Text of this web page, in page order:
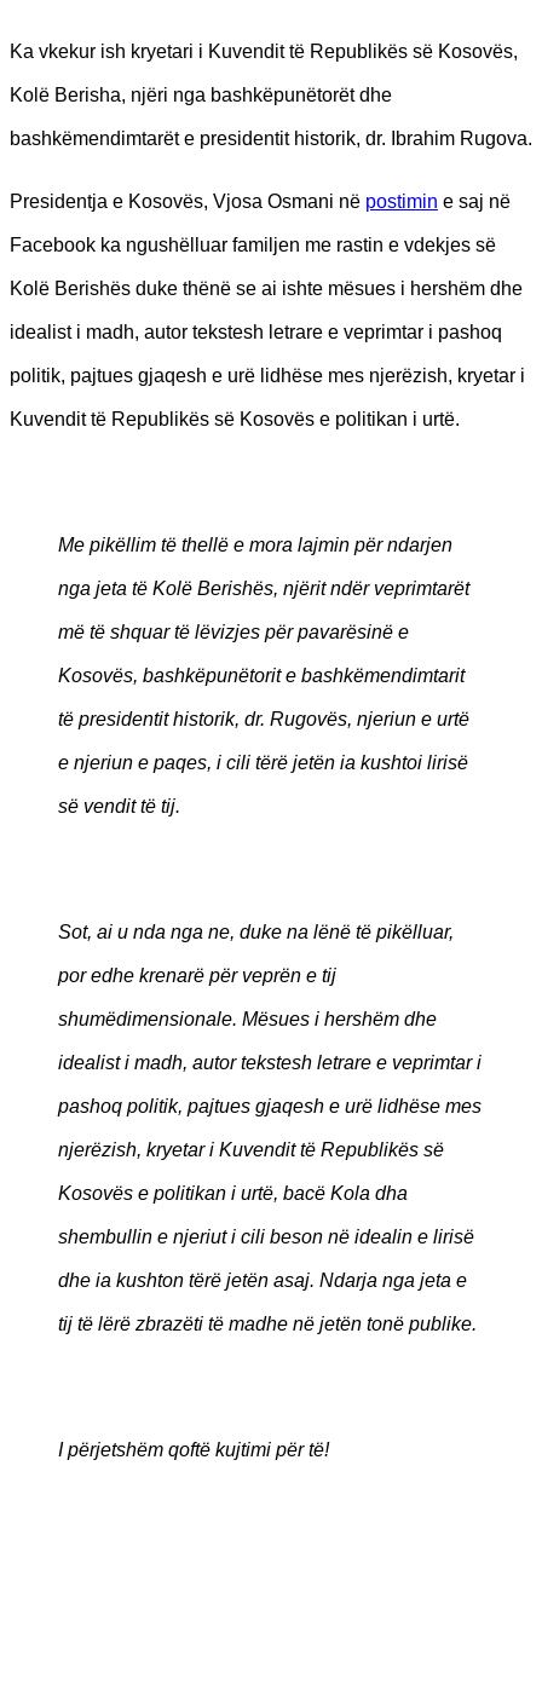
Ka vkekur ish kryetari i Kuvendit të Republikës së Kosovës,
Kolë Berisha, njëri nga bashkëpunëtorët dhe
bashkëmendimtarët e presidentit historik, dr. Ibrahim Rugova.
Presidentja e Kosovës, Vjosa Osmani në postimin e saj në
Facebook ka ngushëlluar familjen me rastin e vdekjes së
Kolë Berishës duke thënë se ai ishte mësues i hershëm dhe
idealist i madh, autor tekstesh letrare e veprimtar i pashoq
politik, pajtues gjaqesh e urë lidhëse mes njerëzish, kryetar i
Kuvendit të Republikës së Kosovës e politikan i urtë.
Me pikëllim të thellë e mora lajmin për ndarjen
nga jeta të Kolë Berishës, njërit ndër veprimtarët
më të shquar të lëvizjes për pavarësinë e
Kosovës, bashkëpunëtorit e bashkëmendimtarit
të presidentit historik, dr. Rugovës, njeriun e urtë
e njeriun e paqes, i cili tërë jetën ia kushtoi lirisë
së vendit të tij.
Sot, ai u nda nga ne, duke na lënë të pikëlluar,
por edhe krenarë për veprën e tij
shumëdimensionale. Mësues i hershëm dhe
idealist i madh, autor tekstesh letrare e veprimtar i
pashoq politik, pajtues gjaqesh e urë lidhëse mes
njerëzish, kryetar i Kuvendit të Republikës së
Kosovës e politikan i urtë, bacë Kola dha
shembullin e njeriut i cili beson në idealin e lirisë
dhe ia kushton tërë jetën asaj. Ndarja nga jeta e
tij të lërë zbrazëti të madhe në jetën tonë publike.
I përjetshëm qoftë kujtimi për të!